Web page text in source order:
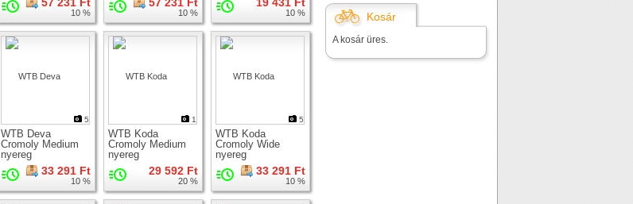
nyereg
10 %
nyereg
10 % 10 %
5
WTB Deva
Cromoly Medium
nyereg
33 291 Ft
10 %
1
WTB Koda
Cromoly Medium
nyereg
29 592 Ft
20 %
5
WTB Koda
Cromoly Wide
nyereg
33 291 Ft
10 %
Kosár
A kosár üres.